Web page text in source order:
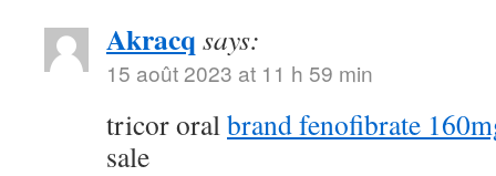
Akracq says:
15 août 2023 at 11 h 59 min
tricor oralbrand fenofibrate
sale